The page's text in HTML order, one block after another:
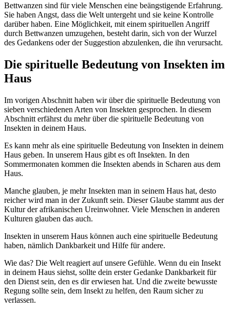
Bettwanzen sind für viele Menschen eine beängstigende Erfahrung.
Sie haben Angst, dass die Welt untergeht und sie keine Kontrolle
darüber haben. Eine Möglichkeit, mit einem spirituellen Angriff
durch Bettwanzen umzugehen, besteht darin, sich von der Wurzel
des Gedankens oder der Suggestion abzulenken, die ihn verursacht.
Die spirituelle Bedeutung von Insekten im
Haus
Im vorigen Abschnitt haben wir über die spirituelle Bedeutung von
sieben verschiedenen Arten von Insekten gesprochen. In diesem
Abschnitt erfährst du mehr über die spirituelle Bedeutung von
Insekten in deinem Haus.
Es kann mehr als eine spirituelle Bedeutung von Insekten in deinem
Haus geben. In unserem Haus gibt es oft Insekten. In den
Sommermonaten kommen die Insekten abends in Scharen aus dem
Haus.
Manche glauben, je mehr Insekten man in seinem Haus hat, desto
reicher wird man in der Zukunft sein. Dieser Glaube stammt aus der
Kultur der afrikanischen Ureinwohner. Viele Menschen in anderen
Kulturen glauben das auch.
Insekten in unserem Haus können auch eine spirituelle Bedeutung
haben, nämlich Dankbarkeit und Hilfe für andere.
Wie das? Die Welt reagiert auf unsere Gefühle. Wenn du ein Insekt
in deinem Haus siehst, sollte dein erster Gedanke Dankbarkeit für
den Dienst sein, den es dir erwiesen hat. Und die zweite bewusste
Regung sollte sein, dem Insekt zu helfen, den Raum sicher zu
verlassen.